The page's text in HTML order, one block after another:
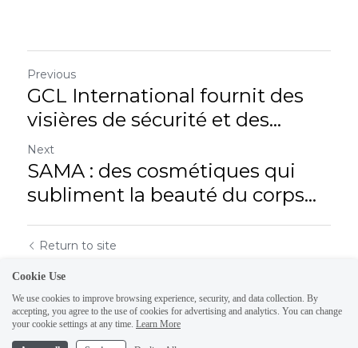
Previous
GCL International fournit des
visières de sécurité et des...
Next
SAMA : des cosmétiques qui
subliment la beauté du corps...
Return to site
Cookie Use
We use cookies to improve browsing experience, security, and data collection. By
accepting, you agree to the use of cookies for advertising and analytics. You can change
your cookie settings at any time. Learn More